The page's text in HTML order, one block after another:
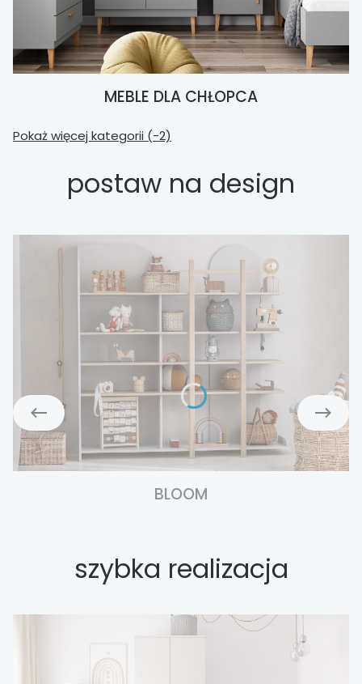
MEBLE DLA CHŁOPCA
Pokaż więcej kategorii (-2)
postaw na design
BLOOM
szybka realizacja